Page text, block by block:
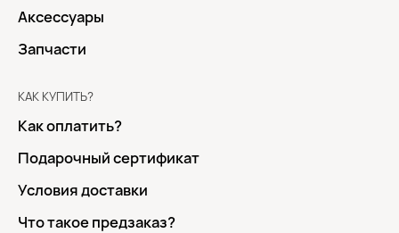
Аксессуары
Запчасти
КАК КУПИТЬ?
Как оплатить?
Подарочный сертификат
Условия доставки
Что такое предзаказ?